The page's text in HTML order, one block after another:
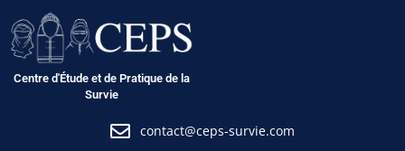
au
contenu
Centre d'Étude et de Pratique de la
Survie
contact@ceps-survie.com